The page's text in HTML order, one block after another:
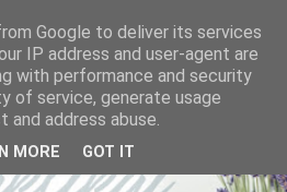
Google to deliver its services
IP address and user-agent are
with performance and security
of service, generate usage
address abuse.
MORE GOT IT